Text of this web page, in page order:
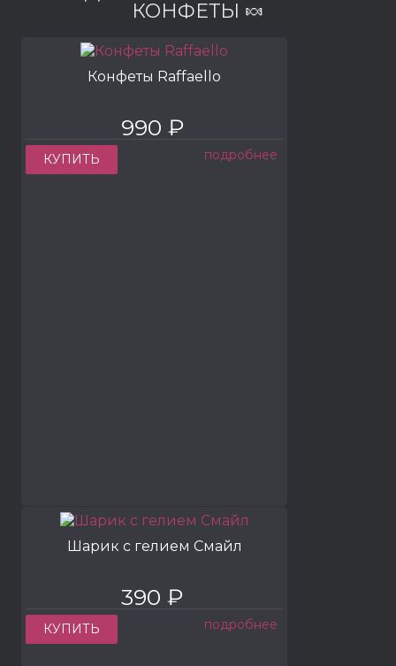
КОНФЕТЫ 🍬
Конфеты Raffaello
990 ₽
КУПИТЬ подробнее
Шарик с гелием Смайл
390 ₽
КУПИТЬ подробнее